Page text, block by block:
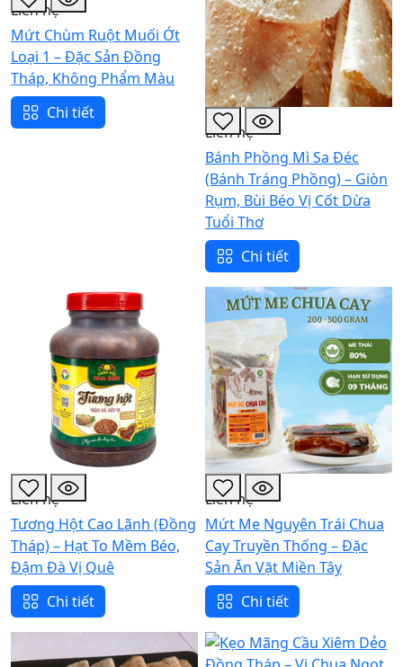
Liên hệ
Mứt Chùm Ruột Muối Ớt
Loại 1 – Đặc Sản Đồng
Tháp, Không Phẩm Màu
Chi tiết
Liên hệ
Bánh Phồng Mì Sa Đéc
(Bánh Tráng Phồng) – Giòn
Rụm, Bùi Béo Vị Cốt Dừa
Tuổi Thơ
Chi tiết
Liên hệ
Tương Hột Cao Lãnh (Đồng
Tháp) – Hạt To Mềm Béo,
Đậm Đà Vị Quê
Chi tiết
Liên hệ
Mứt Me Nguyên Trái Chua
Cay Truyền Thống – Đặc
Sản Ăn Vặt Miền Tây
Chi tiết